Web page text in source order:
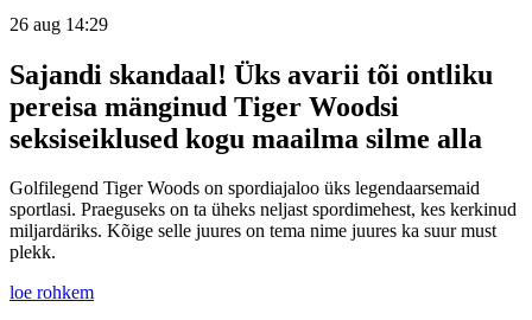
26 aug 14:29
Sajandi skandaal! Üks avarii tõi ontliku
pereisa mänginud Tiger Woodsi
seksiseiklused kogu maailma silme alla
Golfilegend Tiger Woods on spordiajaloo üks legendaarsemaid
sportlasi. Praeguseks on ta üheks neljast spordimehest, kes kerkinud
miljardäriks. Kõige selle juures on tema nime juures ka suur must
plekk.
loe rohkem